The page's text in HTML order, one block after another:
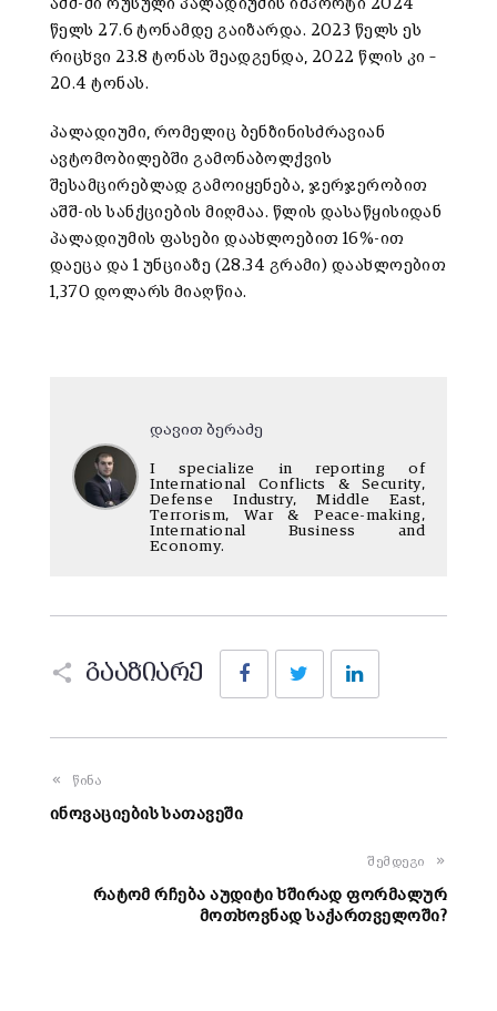
აშშ-ში რუსული პალადიუმის იმპორტი 2024
წელს 27.6 ტონამდე გაიზარდა. 2023 წელს ეს
რიცხვი 23.8 ტონას შეადგენდა, 2022 წლის კი –
20.4 ტონას.
პალადიუმი, რომელიც ბენზინისძრავიან
ავტომობილებში გამონაბოლქვის
შესამცირებლად გამოიყენება, ჯერჯერობით
აშშ-ის სანქციების მიღმაა. წლის დასაწყისიდან
პალადიუმის ფასები დაახლოებით 16%-ით
დაეცა და 1 უნციაზე (28.34 გრამი) დაახლოებით
1,370 დოლარს მიაღწია.
დავით ბერაძე
I specialize in reporting of
International Conflicts & Security,
Defense Industry, Middle East,
Terrorism, War & Peace-making,
International Business and
Economy.
გააზიარე
FacebookTwitter
წინა
ინოვაციების სათავეში
შემდეგი
რატომ რჩება აუდიტი ხშირად ფორმალურ
მოთხოვნად საქართველოში?